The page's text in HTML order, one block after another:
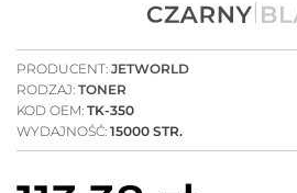
PRODUCENT: JETWORLD
RODZAJ: TONER
KOD OEM: TK-350
WYDAJNOŚĆ: 15000 STR.